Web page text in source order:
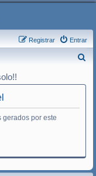
Entrar
Registrar
r
gerados por este